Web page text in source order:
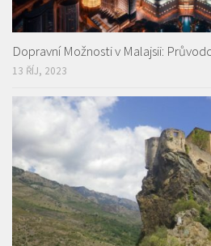
Dopravní Možnosti v Malajsii:
13 ŘÍJ, 2023